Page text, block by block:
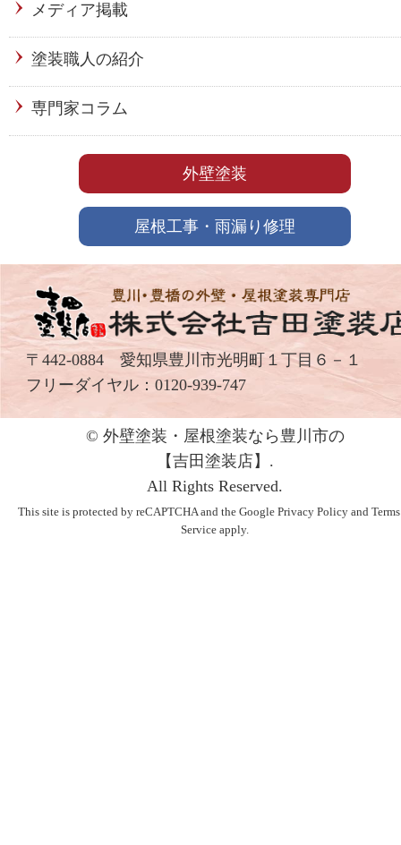
メディア掲載
塗装職人の紹介
専門家コラム
外壁塗装
屋根工事・雨漏り修理
〒442-0884 愛知県豊川市光明町１丁目６－１
フリーダイヤル： 0120-939-747
© 外壁塗装・屋根塗装なら豊川市の
【吉⽥塗装店】.
All Rights Reserved.
This site is protected by reCAPTCHA and the Google Privacy Policyand
Service apply.